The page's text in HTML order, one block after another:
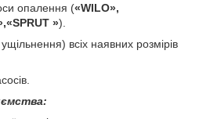
опалення («WILO»,
»).
ущільнення) всіх наявних розмірів